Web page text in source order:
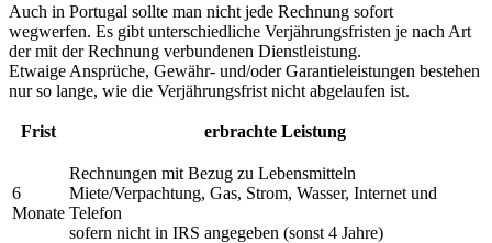
Auch in Portugal sollte man nicht jede Rechnung sofort
wegwerfen. Es gibt unterschiedliche Verjährungsfristen je nach Art
der mit der Rechnung verbundenen Dienstleistung.
Etwaige Ansprüche, Gewähr- und/oder Garantieleistungen bestehen
nur so lange, wie die Verjährungsfrist nicht abgelaufen ist.
Frist erbrachte Leistung
6
Monate
Rechnungen mit Bezug zu Lebensmitteln
Miete/Verpachtung, Gas, Strom, Wasser, Internet und
Telefon
sofern nicht in IRS angegeben (sonst 4 Jahre)